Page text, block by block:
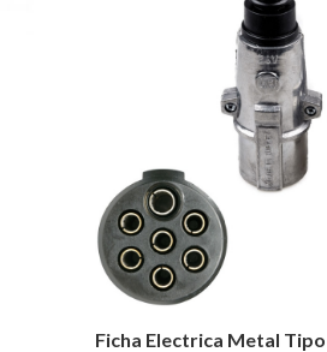
Ficha Electrica Metal